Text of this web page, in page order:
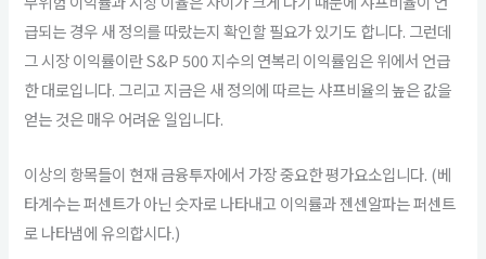
급되는 경우 새 정의를 따랐는지 확인할 필요가 있기도 합니다. 그런데
그 시장 이익률이란 S&P 500 지수의 연복리 이익률임은 위에서 언급
한 대로입니다. 그리고 지금은 새 정의에 따르는 샤프비율의 높은 값을
얻는 것은 매우 어려운 일입니다.
이상의 항목들이 현재 금융투자에서 가장 중요한 평가요소입니다. (베
타계수는 퍼센트가 아닌 숫자로 나타내고 이익률과 젠센알파는 퍼센트
로 나타냄에 유의합시다.)